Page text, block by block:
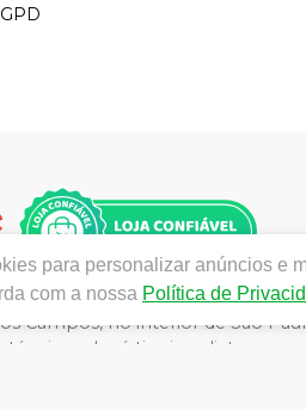
Campos, no interior de São
e logística imediata para a
para personalizar anúncios e
com a nossa Política de